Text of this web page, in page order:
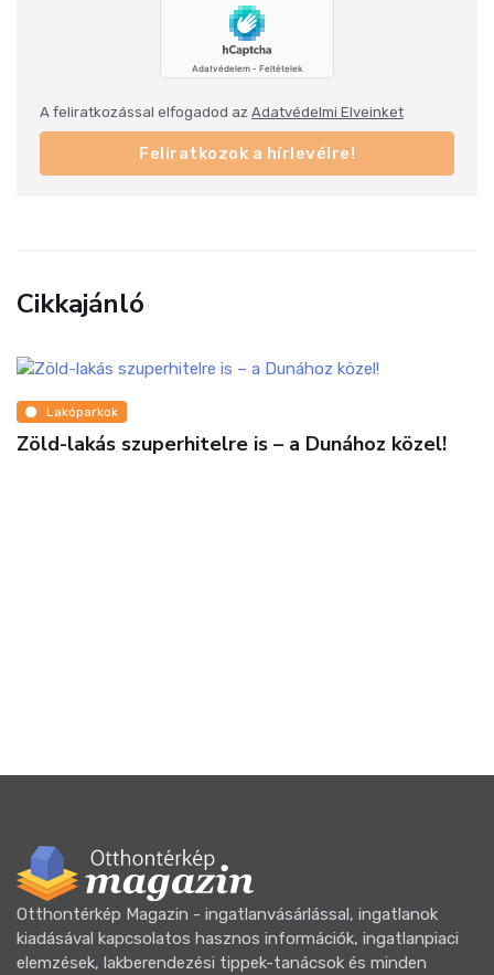
A feliratkozással elfogadod az Adatvédelmi Elveinket
Feliratkozok a hírlevélre!
Cikkajánló
Lakóparkok
Zöld-lakás szuperhitelre is – a Dunához közel!
Otthontérkép Magazin - ingatlanvásárlással, ingatlanok
kiadásával kapcsolatos hasznos információk, ingatlanpiaci
elemzések, lakberendezési tippek-tanácsok és minden